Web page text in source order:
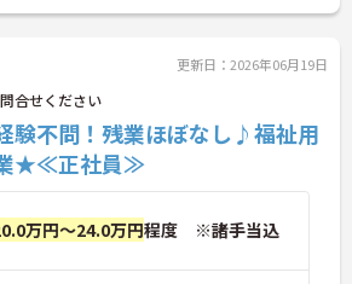
更新日：2026年06月19日
合せください
験不問！残業ほぼなし♪福祉用
業★≪正社員≫
万円～24.0万円程度 ※諸手当込